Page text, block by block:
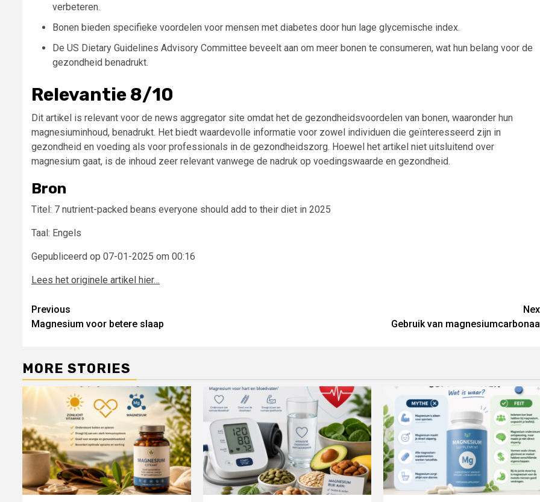
verbeteren.
Bonen bieden specifieke voordelen voor mensen met diabetes door hun lage glycemische index.
De US Dietary Guidelines Advisory Committee beveelt aan om meer bonen te consumeren, wat hun belang voor de
gezondheid benadrukt.
Relevantie 8/10
Dit artikel is relevant voor de news aggregator site omdat het de gezondheidsvoordelen van bonen, waaronder hun
magnesiuminhoud, benadrukt. Het biedt waardevolle informatie voor zowel individuen die geïnteresseerd zijn in
gezondheid en voeding als voor professionals in de gezondheidszorg. Hoewel het artikel niet uitsluitend over
magnesium gaat, is de inhoud zeer relevant vanwege de nadruk op voedingswaarde en gezondheid.
Bron
Titel: 7 nutrient-packed beans everyone should add to their diet in 2025
Taal: Engels
Gepubliceerd op 07-01-2025 om 00:16
Lees het originele artikel hier…
Post
navigation
Previous
Magnesium voor betere slaap
Gebruik van
MORE STORIES